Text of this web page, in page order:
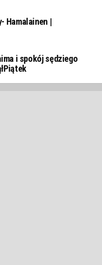
Hamalainen |
i spokój sędziego